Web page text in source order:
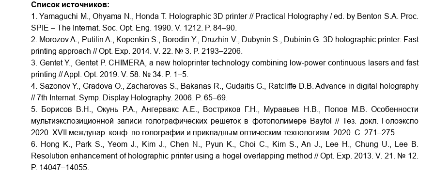
Список источников:
1. Yamaguchi M., Ohyama N., Honda T. Holographic 3D printer // Practical Holography / ed. by Benton S.A. Proc.
SPIE – The Internat. Soc. Opt. Eng. 1990. V. 1212. P. 84–90.
2. Morozov A., Putilin A., Kopenkin S., Borodin Y., Druzhin V., Dubynin S., Dubinin G. 3D holographic printer: Fast
printing approach // Opt. Exp. 2014. V. 22. № 3. P. 2193–2206.
3. Gentet Y., Gentet P. CHIMERA, a new holoprinter technology combining low-power continuous lasers and fast
printing // Appl. Opt. 2019. V. 58. № 34. P. 1–5.
4. Sazonov Y., Gradova O., Zacharovas S., Bakanas R., Gudaitis G., Ratcliffe D.B. Advance in digital holography
// 7th Internat. Symp. Display Holography. 2006. P. 65–69.
5. Борисов В.Н., Окунь Р.А., Ангервакс А.Е., Востриков Г.Н., Муравьев Н.В., Попов М.В. Особенности
мультиэкспозиционной записи голографических решеток в фотополимере Bayfol // Тез. докл. Голоэкспо
2020. XVII междунар. конф. по голографии и прикладным оптическим технологиям. 2020. С. 271–275.
6. Hong K., Park S., Yeom J., Kim J., Chen N., Pyun K., Choi C., Kim S., An J., Lee H., Chung U., Lee B.
Resolution enhancement of holographic printer using a hogel overlapping method // Opt. Exp. 2013. V. 21. № 12.
P. 14047–14055.